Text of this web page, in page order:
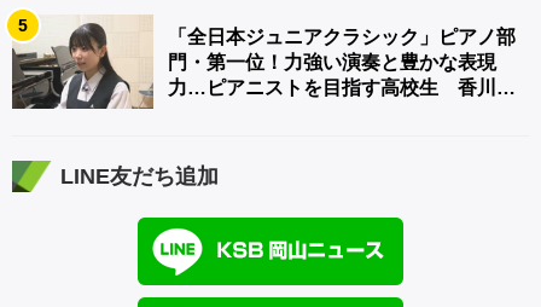
5
「全日本ジュニアクラシック」ピアノ部
門・第一位！力強い演奏と豊かな表現
力…ピアニストを目指す高校生 香川
LINE友だち追加